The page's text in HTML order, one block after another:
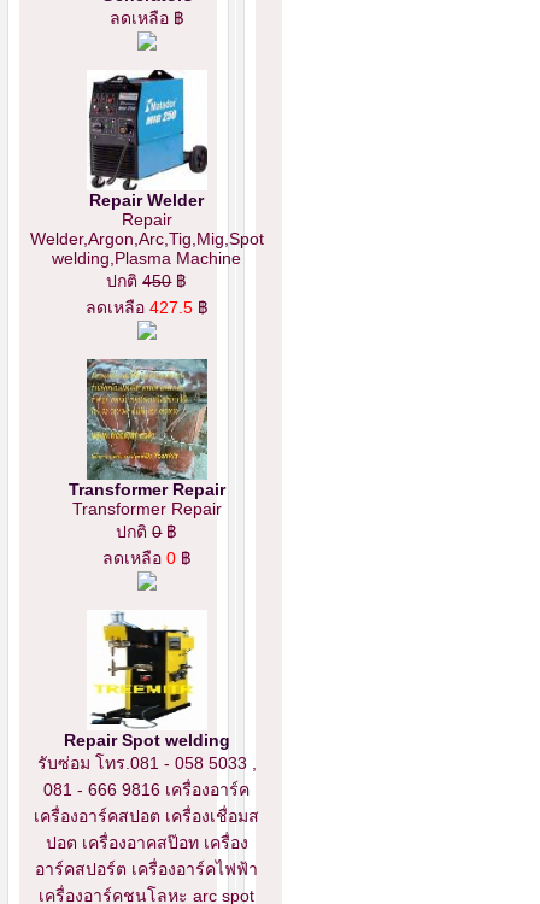
ลดเหลือ ฿
Repair Welder
Repair
Welder,Argon,Arc,Tig,Mig,Spot
welding,Plasma Machine
ปกติ450฿
ลดเหลือ 427.5 ฿
Transformer Repair
Transformer Repair
ปกติ0฿
ลดเหลือ 0 ฿
Repair Spot welding
รับซ่อม โทร.081 - 058 5033 ,
081 - 666 9816 เครื่องอาร์ค
เครื่องอาร์คสปอต เครื่องเชื่อมส
ปอต เครื่องอาคสป๊อท เครื่อง
อาร์คสปอร์ต เครื่องอาร์คไฟฟ้า
เครื่องอาร์คชนโลหะ arc spot